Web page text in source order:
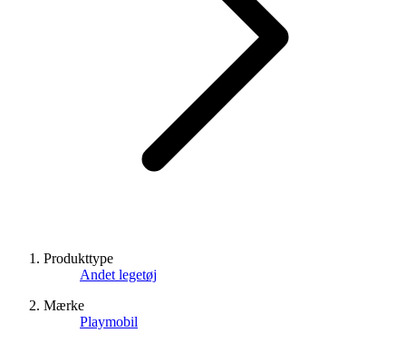
Produkttype
Andet legetøj
Mærke
Playmobil